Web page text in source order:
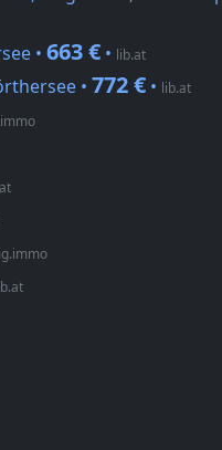
• 663 € • lib.at
• 772 € • lib.at